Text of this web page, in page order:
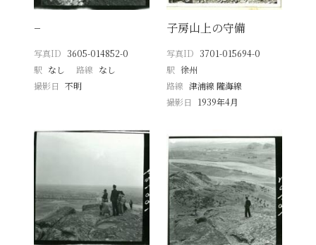
−
写真ID 3605-014852-0
駅 なし 路線 なし
撮影日
不明
子房山上の守備
写真ID 3701-015694-0
駅 徐州
路線 津浦線 隴海線
撮影日
1939年4月